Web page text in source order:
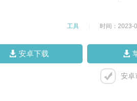
工具 时间：2023-
安卓下载
安卓